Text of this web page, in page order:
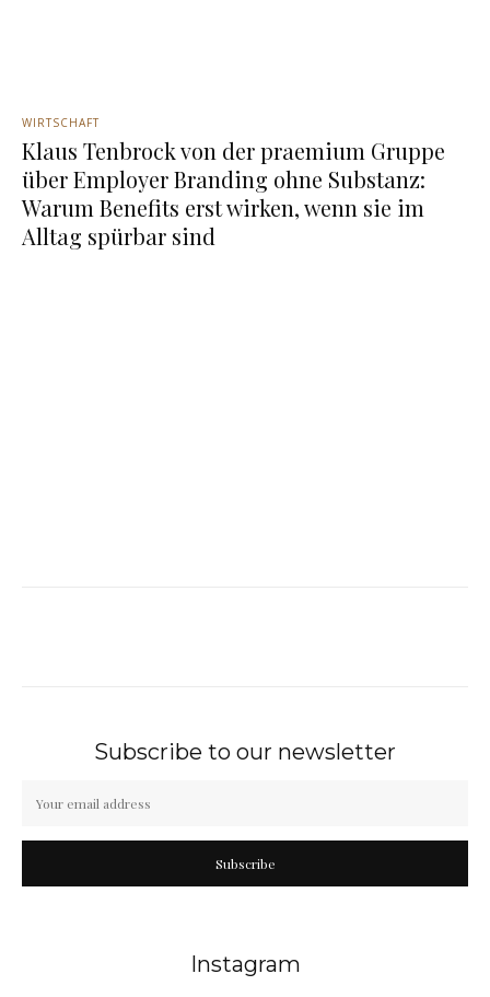
WIRTSCHAFT
Klaus Tenbrock von der praemium Gruppe
über Employer Branding ohne Substanz:
Warum Benefits erst wirken, wenn sie im
Alltag spürbar sind
Subscribe to our newsletter
Subscribe
Instagram